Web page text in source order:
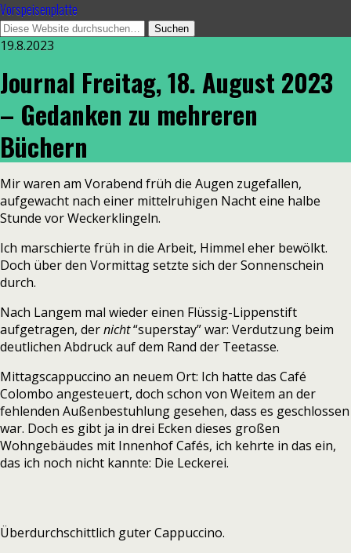
Vorspeisenplatte
19.8.2023
Journal Freitag, 18. August 2023
– Gedanken zu mehreren
Büchern
Mir waren am Vorabend früh die Augen zugefallen,
aufgewacht nach einer mittelruhigen Nacht eine halbe
Stunde vor Weckerklingeln.
Ich marschierte früh in die Arbeit, Himmel eher bewölkt.
Doch über den Vormittag setzte sich der Sonnenschein
durch.
Nach Langem mal wieder einen Flüssig-Lippenstift
aufgetragen, dernicht“superstay” war: Verdutzung beim
deutlichen Abdruck auf dem Rand der Teetasse.
Mittagscappuccino an neuem Ort: Ich hatte das Café
Colombo angesteuert, doch schon von Weitem an der
fehlenden Außenbestuhlung gesehen, dass es geschlossen
war. Doch es gibt ja in drei Ecken dieses großen
Wohngebäudes mit Innenhof Cafés, ich kehrte in das ein,
das ich noch nicht kannte: Die Leckerei.
Überdurchschittlich guter Cappuccino.